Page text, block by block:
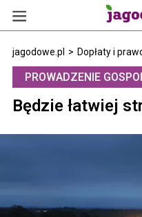
jagodowe.pl > Dopłaty i
PROWADZENIE
Będzie łatwiej